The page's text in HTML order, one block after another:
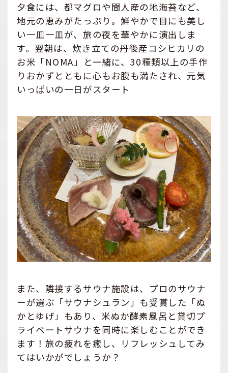
夕食には、都マグロや間人産の地海苔など、
地元の恵みがたっぷり。鮮やかで目にも美し
い一皿一皿が、旅の夜を華やかに演出しま
す。翌朝は、炊き立ての丹後産コシヒカリの
お米「NOMA」と一緒に、30種類以上の手作
りおかずとともに心もお腹も満たされ、元気
いっぱいの一日がスタート
また、隣接するサウナ施設は、プロのサウナ
ーが選ぶ「サウナシュラン」も受賞した「ぬ
かとゆげ」もあり、米ぬか酵素風呂と貸切プ
ライベートサウナを同時に楽しむことができ
ます！旅の疲れを癒し、リフレッシュしてみ
てはいかがでしょうか？